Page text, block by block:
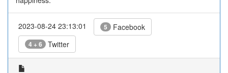
2023-08-24 23:13:01 5 Facebook
4 + 6 Twitter